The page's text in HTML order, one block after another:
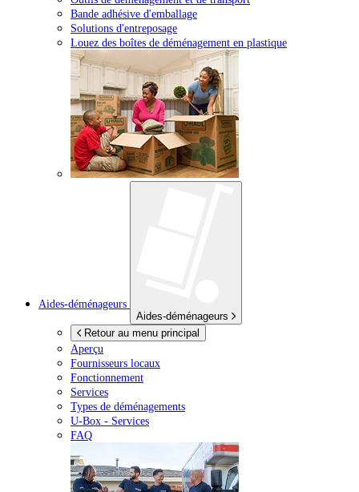
Bande adhésive d'emballage
Solutions d'entreposage
Louez des boîtes de déménagement en plastique
Aides-déménageurs
Aides-déménageurs
Retour au menu principal
Aperçu
Fournisseurs locaux
Fonctionnement
Services
Types de déménagements
U-Box - Services
FAQ